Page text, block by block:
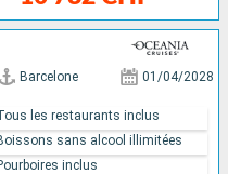
Barcelone 01/04/2028
les restaurants inclus
sans alcool illimitées
inclus